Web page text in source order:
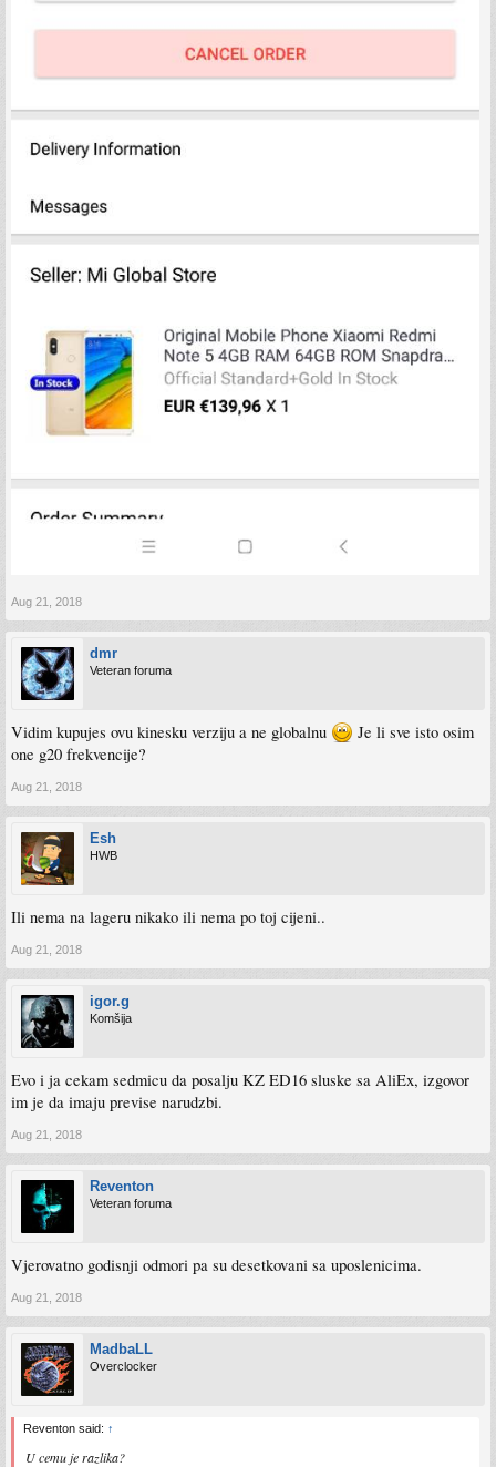
Aug 21, 2018
dmr
Veteran foruma
Vidim kupujes ovu kinesku verziju a ne globalnu
Je li sve isto osim
one g20 frekvencije?
Aug 21, 2018
Esh
HWB
Ili nema na lageru nikako ili nema po toj cijeni..
Aug 21, 2018
igor.g
Komšija
Evo i ja cekam sedmicu da posalju KZ ED16 sluske sa AliEx, izgovor
im je da imaju previse narudzbi.
Aug 21, 2018
Reventon
Veteran foruma
Vjerovatno godisnji odmori pa su desetkovani sa uposlenicima.
Aug 21, 2018
MadbaLL
Overclocker
Reventon said: ↑
U cemu je razlika?